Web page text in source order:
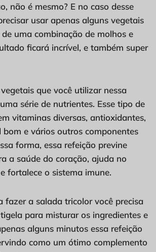
não é mesmo? E no caso desse
usar apenas alguns vegetais
uma combinação de molhos e
ficará incrível, e também super
que você utilizar nessa
série de nutrientes. Esse tipo de
vitaminas diversas, antioxidantes,
bom e vários outros componentes
forma, essa refeição previne
a saúde do coração, ajuda no
fortalece o sistema imune.
fazer a salada tricolor você precisa
para misturar os ingredientes e
alguns minutos essa refeição
como um ótimo complemento